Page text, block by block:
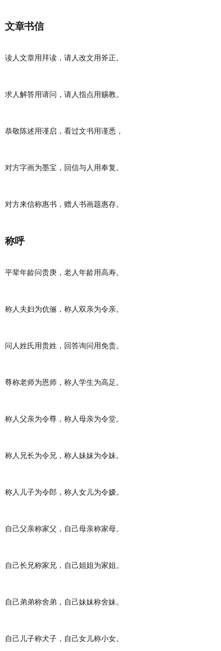
文章书信
读人文章用拜读，请人改文用斧正。
求人解答用请问，请人指点用赐教。
恭敬陈述用谨启，看过文书用谨悉，
对方字画为墨宝，回信与人用奉复。
对方来信称惠书，赠人书画题惠存。
称呼
平辈年龄问贵庚，老人年龄用高寿。
称人夫妇为伉俪，称人双亲为令亲。
问人姓氏用贵姓，回答询问用免贵。
尊称老师为恩师，称人学生为高足。
称人父亲为令尊，称人母亲为令堂。
称人兄长为令兄，称人妹妹为令妹。
称人儿子为令郎，称人女儿为令嫒。
自己父亲称家父，自己母亲称家母。
自己长兄称家兄，自己姐姐为家姐。
自己弟弟称舍弟，自己妹妹称舍妹。
自己儿子称犬子，自己女儿称小女。